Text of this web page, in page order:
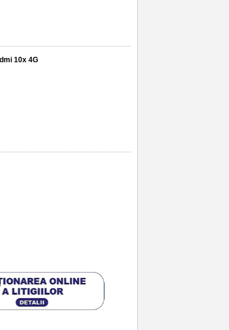
10x 4G